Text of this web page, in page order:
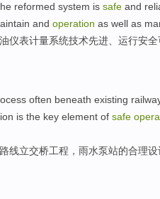
reformed system is safe and
and operation as well as
仪表计量系统技术先进、 运行安全
often beneath existing
is the key element of safe
线立交桥工程 ， 雨水泵站的合理设